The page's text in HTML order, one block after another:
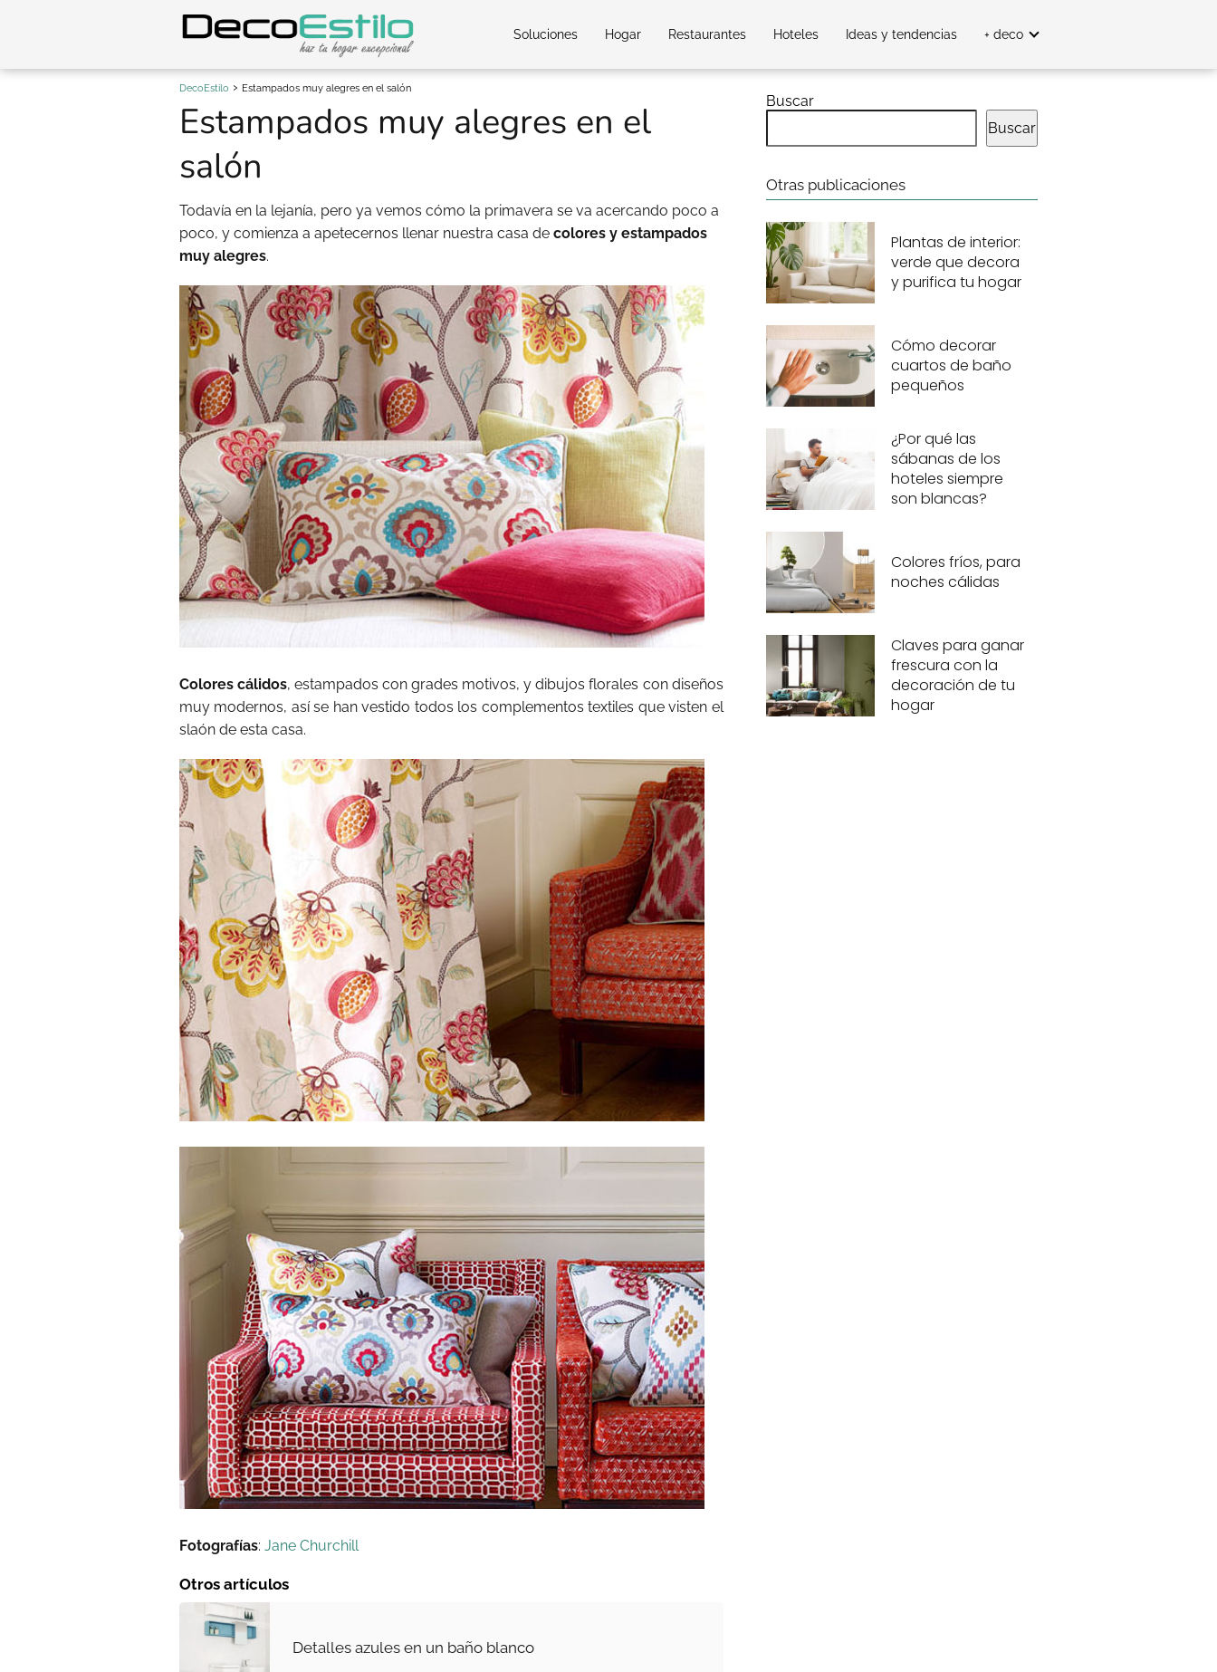
Soluciones Hogar Restaurantes Hoteles Ideas y tendencias + deco
DecoEstilo Estampados muy alegres en el salón
Estampados muy alegres en el
salón
Todavía en la lejanía, pero ya vemos cómo la primavera se va acercando poco a
poco, y comienza a apetecernos llenar nuestra casa de colores y estampados
muy alegres.
Colores cálidos, estampados con grades motivos, y dibujos florales con diseños
muy modernos, así se han vestido todos los complementos textiles que visten el
slaón de esta casa.
Fotografías: Jane Churchill
Otros artículos
Detalles azules en un baño blanco
Buscar
Buscar
Otras publicaciones
Plantas de interior:
verde que decora
y purifica tu hogar
Cómo decorar
cuartos de baño
pequeños
¿Por qué las
sábanas de los
hoteles siempre
son blancas?
Colores fríos, para
noches cálidas
Claves para ganar
frescura con la
decoración de tu
hogar